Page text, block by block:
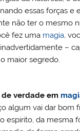
essas forças e
não ter o mesmo
fez uma magia,
–
maior segredo.
verdade em
algum vai dar
espirito, da mesma